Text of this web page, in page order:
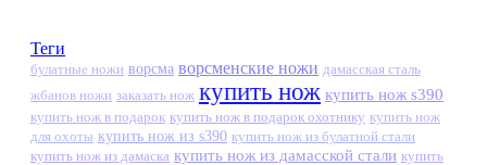
Теги
булатные ножи ворсма ворсменские ножи дамасская сталь
жбанов ножи заказать нож купить нож купить нож s390
купить нож в подарок купить нож в подарок охотнику купить нож
для охоты купить нож из s390 купить нож из булатной стали
купить нож из дамаска купить нож из дамасской стали купить